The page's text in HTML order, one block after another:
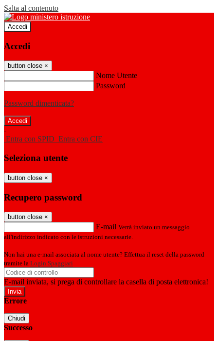
Salta al contenuto
Accedi
Accedi
button close ×
Nome Utente
Password
Password dimenticata?
-
Entra con SPID Entra con CIE
Seleziona utente
button close ×
Recupero password
button close ×
E-mail Verrà inviato un messaggio
all'indirizzo indicato con le istruzioni necessarie.
Non hai una e-mail associata al nome utente? Effettua il reset della password
tramite la Login Spaggiari
E-mail inviata, si prega di controllare la casella di posta elettronica!
Errore
Chiudi
Successo